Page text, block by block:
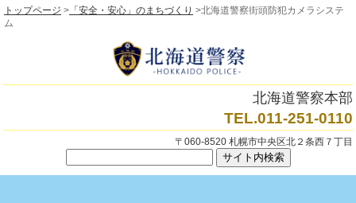
トップページ > 「安全・安心」のまちづくり >北海道警察街頭防犯カメラシステ
ム
北海道警察本部
TEL.011-251-0110
〒060-8520 札幌市中央区北２条西７丁目